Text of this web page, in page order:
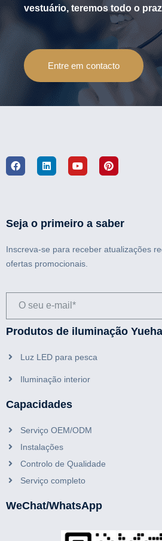
vestuário, teremos todo o
Entre em contacto
Seja o primeiro a saber
Inscreva-se para receber atualizações
ofertas promocionais.
Produtos de iluminação
Luz LED para pesca
Iluminação interior
Capacidades
Serviço OEM/ODM
Instalações
Controlo de Qualidade
Serviço completo
WeChat/WhatsApp